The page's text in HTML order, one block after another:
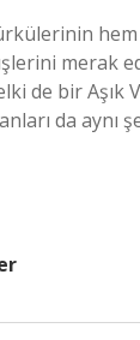
merak
de bir Aşık
da aynı